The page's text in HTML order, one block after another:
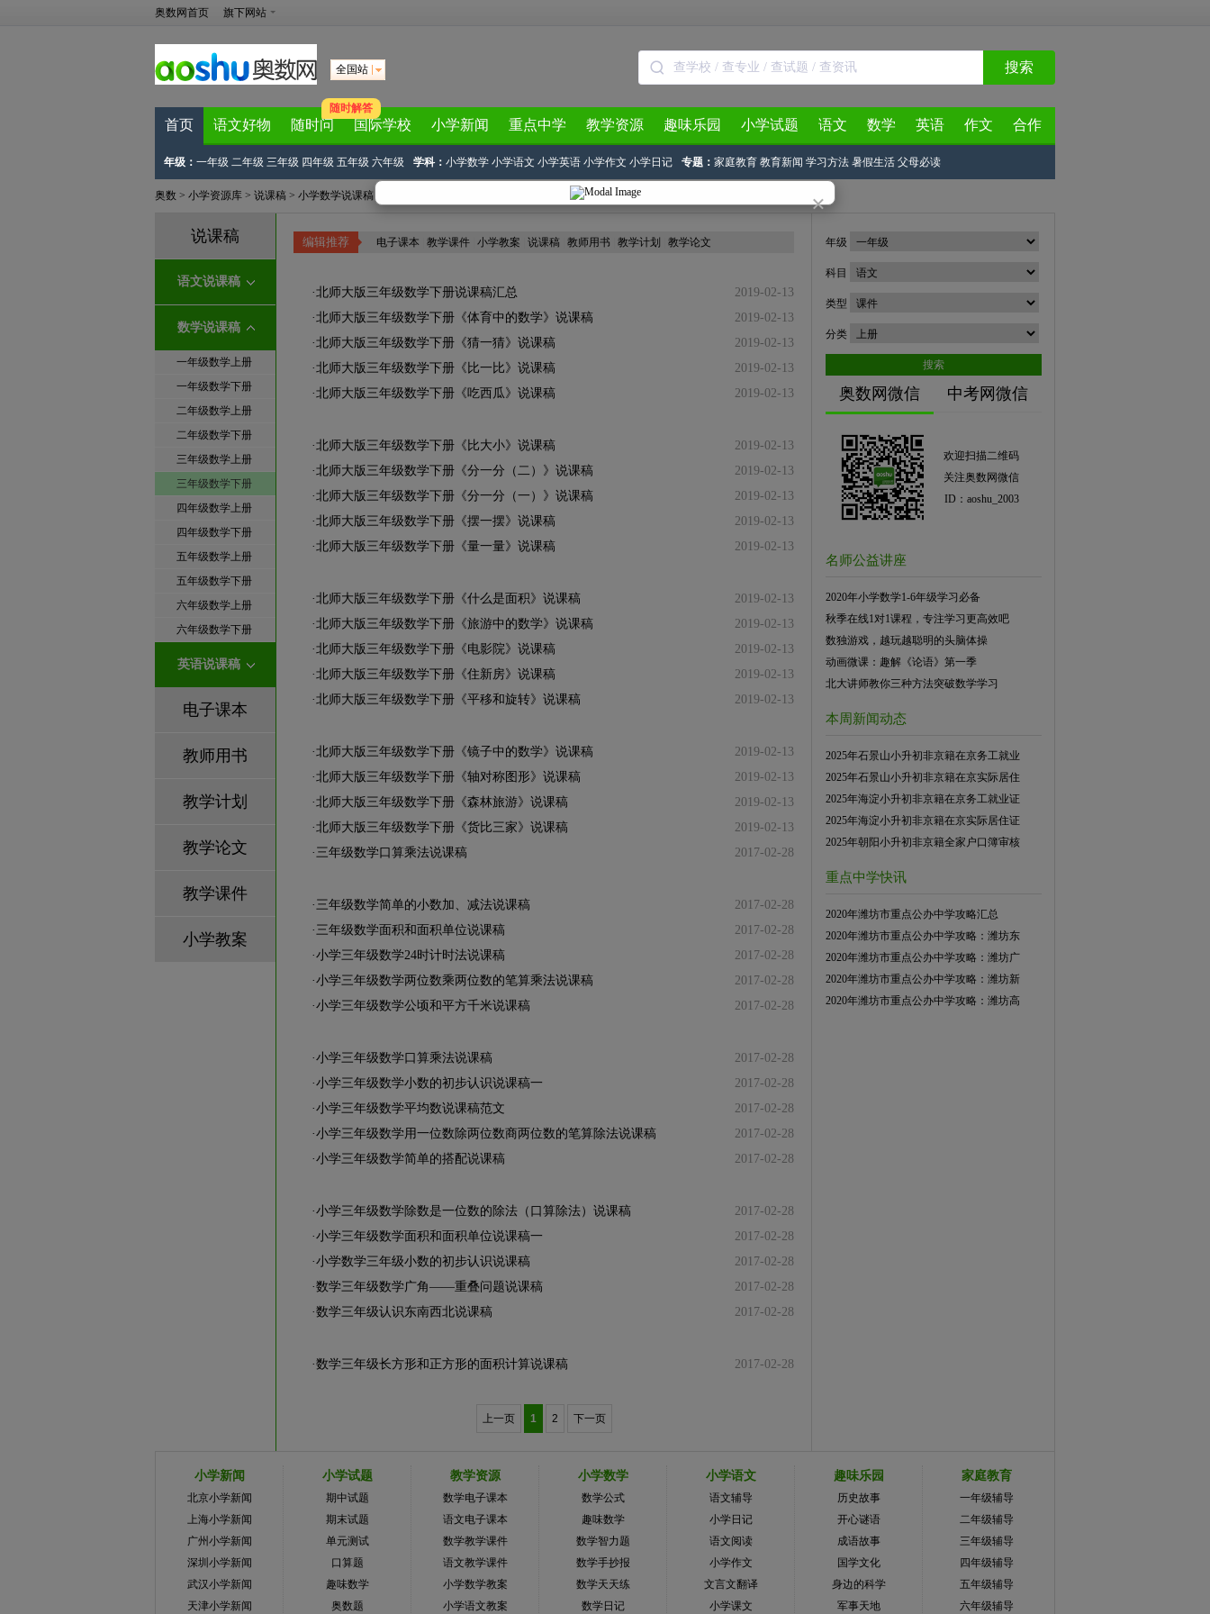
×
奥数网首页 旗下网站
全国站 搜索
首页 语文好物 随时问
随时解答
国际学校 小学新闻 重点中学 教学资源 趣味乐园 小学试题 语文 数学 英语 作文 合作
年级： 一年级 二年级 三年级 四年级 五年级 六年级 学科： 小学数学 小学语文 小学英语 小学作文 小学日记 专题： 家庭教育 教育新闻 学习方法 暑假生活 父母必读
奥数 > 小学资源库 > 说课稿 > 小学数学说课稿
说课稿
语文说课稿
数学说课稿
一年级数学上册
一年级数学下册
二年级数学上册
二年级数学下册
三年级数学上册
三年级数学下册
四年级数学上册
四年级数学下册
五年级数学上册
五年级数学下册
六年级数学上册
六年级数学下册
英语说课稿
电子课本
教师用书
教学计划
教学论文
教学课件
小学教案
编辑推荐 电子课本 教学课件 小学教案 说课稿 教师用书 教学计划 教学论文
2019-02-13
·北师大版三年级数学下册说课稿汇总
2019-02-13
·北师大版三年级数学下册《体育中的数学》说课稿
2019-02-13
·北师大版三年级数学下册《猜一猜》说课稿
2019-02-13
·北师大版三年级数学下册《比一比》说课稿
2019-02-13
·北师大版三年级数学下册《吃西瓜》说课稿
2019-02-13
·北师大版三年级数学下册《比大小》说课稿
2019-02-13
·北师大版三年级数学下册《分一分（二）》说课稿
2019-02-13
·北师大版三年级数学下册《分一分（一）》说课稿
2019-02-13
·北师大版三年级数学下册《摆一摆》说课稿
2019-02-13
·北师大版三年级数学下册《量一量》说课稿
2019-02-13
·北师大版三年级数学下册《什么是面积》说课稿
2019-02-13
·北师大版三年级数学下册《旅游中的数学》说课稿
2019-02-13
·北师大版三年级数学下册《电影院》说课稿
2019-02-13
·北师大版三年级数学下册《住新房》说课稿
2019-02-13
·北师大版三年级数学下册《平移和旋转》说课稿
2019-02-13
·北师大版三年级数学下册《镜子中的数学》说课稿
2019-02-13
·北师大版三年级数学下册《轴对称图形》说课稿
2019-02-13
·北师大版三年级数学下册《森林旅游》说课稿
2019-02-13
·北师大版三年级数学下册《货比三家》说课稿
2017-02-28
· 三年级数学口算乘法说课稿
2017-02-28
· 三年级数学简单的小数加、减法说课稿
2017-02-28
· 三年级数学面积和面积单位说课稿
2017-02-28
·小学三年级数学24时计时法说课稿
2017-02-28
·小学三年级数学两位数乘两位数的笔算乘法说课稿
2017-02-28
·小学三年级数学公顷和平方千米说课稿
2017-02-28
·小学三年级数学口算乘法说课稿
2017-02-28
·小学三年级数学小数的初步认识说课稿一
2017-02-28
·小学三年级数学平均数说课稿范文
2017-02-28
·小学三年级数学用一位数除两位数商两位数的笔算除法说课稿
2017-02-28
·小学三年级数学简单的搭配说课稿
2017-02-28
·小学三年级数学除数是一位数的除法（口算除法）说课稿
2017-02-28
·小学三年级数学面积和面积单位说课稿一
2017-02-28
·小学数学三年级小数的初步认识说课稿
2017-02-28
·数学三年级数学广角——重叠问题说课稿
2017-02-28
·数学三年级认识东南西北说课稿
2017-02-28
·数学三年级长方形和正方形的面积计算说课稿
上一页 1 2 下一页
年级
科目
类型
分类
搜索
奥数网微信 中考网微信
欢迎扫描二维码
关注奥数网微信
ID：aoshu_2003
名师公益讲座
2020年小学数学1-6年级学习必备
秋季在线1对1课程，专注学习更高效吧
数独游戏，越玩越聪明的头脑体操
动画微课：趣解《论语》第一季
北大讲师教你三种方法突破数学学习
本周新闻动态
2025年石景山小升初非京籍在京务工就业
2025年石景山小升初非京籍在京实际居住
2025年海淀小升初非京籍在京务工就业证
2025年海淀小升初非京籍在京实际居住证
2025年朝阳小升初非京籍全家户口簿审核
重点中学快讯
2020年潍坊市重点公办中学攻略汇总
2020年潍坊市重点公办中学攻略：潍坊东
2020年潍坊市重点公办中学攻略：潍坊广
2020年潍坊市重点公办中学攻略：潍坊新
2020年潍坊市重点公办中学攻略：潍坊高
小学新闻
北京小学新闻
上海小学新闻
广州小学新闻
深圳小学新闻
武汉小学新闻
天津小学新闻
小学试题
期中试题
期末试题
单元测试
口算题
趣味数学
奥数题
教学资源
数学电子课本
语文电子课本
数学教学课件
语文教学课件
小学数学教案
小学语文教案
小学数学
数学公式
趣味数学
数学智力题
数学手抄报
数学天天练
数学日记
小学语文
语文辅导
小学日记
语文阅读
小学作文
文言文翻译
小学课文
趣味乐园
历史故事
开心谜语
成语故事
国学文化
身边的科学
军事天地
家庭教育
一年级辅导
二年级辅导
三年级辅导
四年级辅导
五年级辅导
六年级辅导